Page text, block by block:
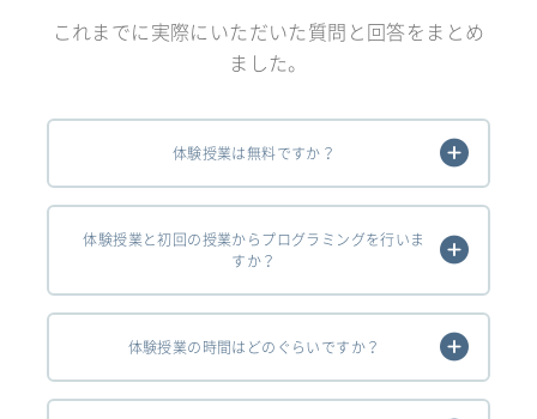
これまでに実際にいただいた質問と回答をまとめ
ました。
体験授業は無料ですか？
体験授業と初回の授業からプログラミングを行いま
すか？
体験授業の時間はどのぐらいですか？